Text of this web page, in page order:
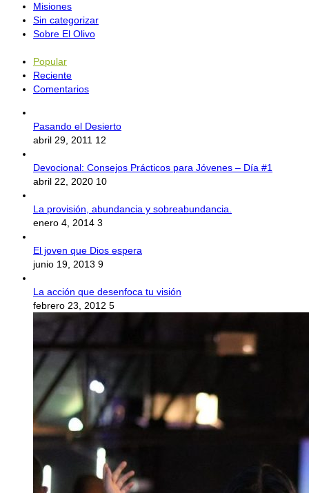
Misiones
Sin categorizar
Sobre El Olivo
Popular
Reciente
Comentarios
Pasando el Desierto
abril 29, 2011 12
Devocional: Consejos Prácticos para Jóvenes – Día #1
abril 22, 2020 10
La provisión, abundancia y sobreabundancia.
enero 4, 2014 3
El joven que Dios espera
junio 19, 2013 9
La acción que desenfoca tu visión
febrero 23, 2012 5